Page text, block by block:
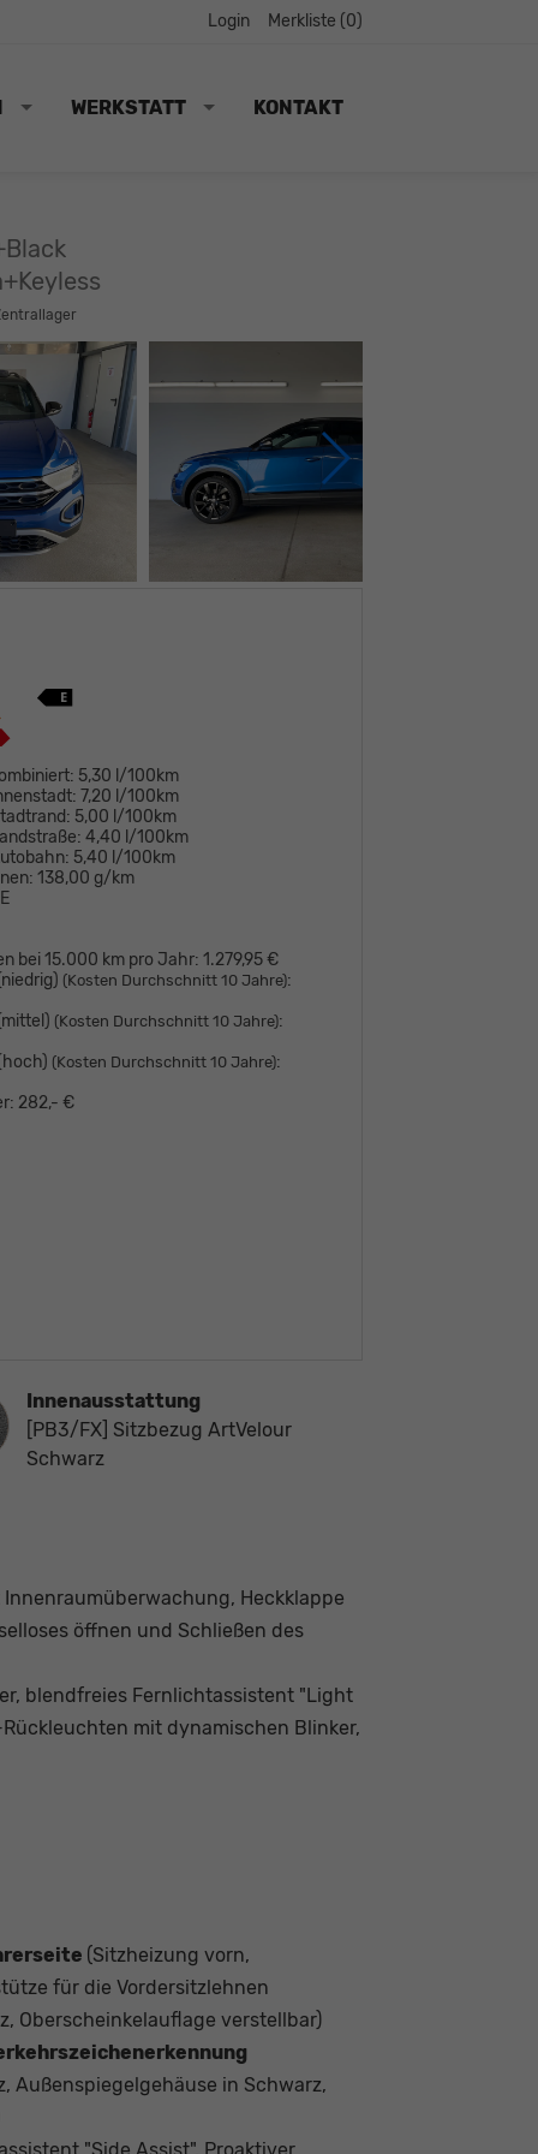
Login Merkliste (0)
WERKSTATT KONTAKT
5,30 l/100km
7,20 l/100km
5,00 l/100km
4,40 l/100km
5,40 l/100km
138,00 g/km
E
bei 15.000 km pro Jahr: 1.279,95 €
(Kosten Durchschnitt 10 Jahre):
(Kosten Durchschnitt 10 Jahre):
(Kosten Durchschnitt 10 Jahre):
282,- €
Innenausstattung
[PB3/FX] Sitzbezug ArtVelour
Schwarz
Heckklappe
öffnen und Schließen des
blendfreies Fernlichtassistent "Light
mit dynamischen Blinker,
(Sitzheizung vorn,
für die Vordersitzlehnen
Oberscheinkelauflage verstellbar)
Außenspiegelgehäuse in Schwarz,